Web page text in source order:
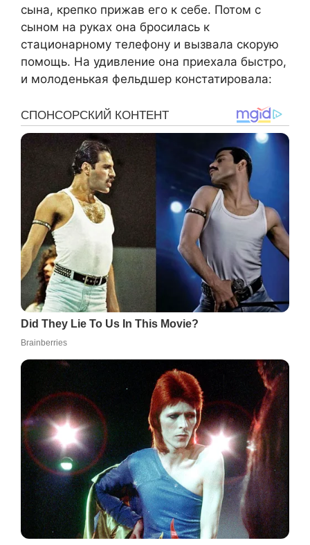
сына, крепко прижав его к себе. Потом с
сыном на руках она бросилась к
стационарному телефону и вызвала скорую
помощь. На удивление она приехала быстро,
и молоденькая фельдшер констатировала: